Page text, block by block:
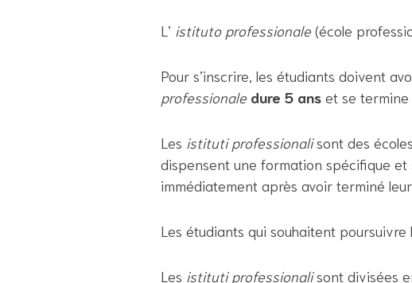
L’ istituto professionale (école
Pour s’inscrire, les étudiants doivent
professionale dure 5 ans et se termine
Les istituti professionalisont des
dispensent une formation spécifique
immédiatement après avoir terminé
Les étudiants qui souhaitent
Les istituti professionalisont divisées